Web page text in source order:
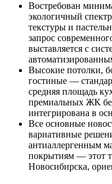
Востребован
экологичный
текстуры и
запрос
выставляется с
Высокие потолки,
гостиные —
средняя площадь
премиальных ЖК
интегрирована в
Все основные
вариативные
антиаллергенным
покрытиям — этот
Новосибирска,